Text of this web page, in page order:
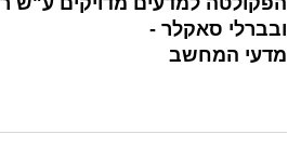
ובברלי סאקלר -
מדעי המחשב